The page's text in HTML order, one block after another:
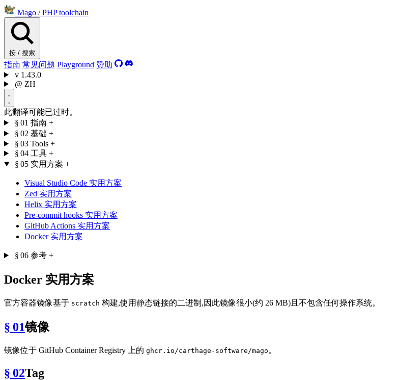
Mago / PHP toolchain
按 / 搜索
指南 常见问题 Playground 赞助
v 1.43.0
@ ZH
此翻译可能已过时。
§ 01 指南 +
§ 02 基础 +
§ 03 Tools +
§ 04 工具 +
§ 05 实用方案 +
Visual Studio Code 实用方案
Zed 实用方案
Helix 实用方案
Pre-commit hooks 实用方案
GitHub Actions 实用方案
Docker 实用方案
§ 06 参考 +
Docker 实用方案
官方容器镜像基于 scratch 构建,使用静态链接的二进制,因此镜像很小(约 26 MB)且不包含任何操作系统。
§ 01镜像
镜像位于 GitHub Container Registry 上的 ghcr.io/carthage-software/mago 。
§ 02Tag